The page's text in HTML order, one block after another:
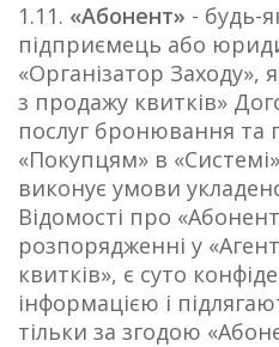
1.11. «Абонент» - будь-
підприємець або
«Організатор Заходу»,
з продажу квитків»
послуг бронювання та
«Покупцям» в
виконує умови
Відомості про
розпорядженні у
квитків», є суто
інформацією і
тільки за згодою